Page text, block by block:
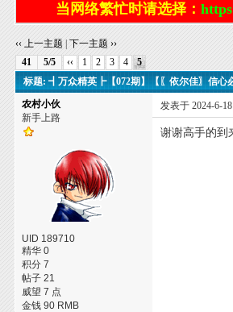
当网络繁忙时请选择：
‹‹ 上一主题 |下一主题 ››
41
5/5 ‹‹ 1 2 3 4
5
标题: ┫万众精英┣【072期】【〖依尔佳〗信心
农村小伙
新手上路
UID 189710
精华 0
积分 7
帖子 21
威望 7 点
金钱 90 RMB
发表于 2024-6-
谢谢高手的